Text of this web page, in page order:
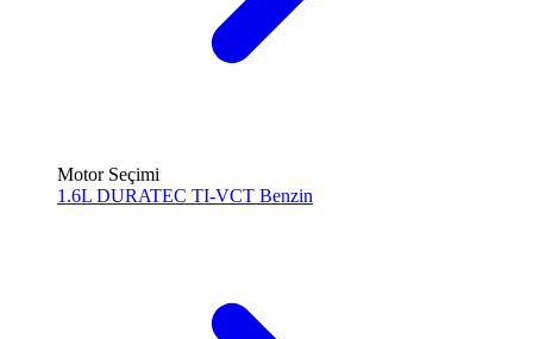
Motor Seçimi
1.6L DURATEC TI-VCT Benzin